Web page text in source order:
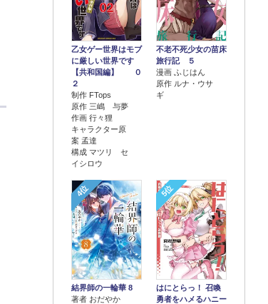
乙女ゲー世界はモブ
に厳しい世界です
【共和国編】 ０
２
制作 FTops
原作 三嶋 与夢
作画 行々狸
キャラクター原
案 孟達
構成 マツリ セ
イシロウ
不老不死少女の苗床
旅行記 ５
漫画 ふじはん
原作 ルナ・ウサ
ギ
4位
結界師の一輪華 8
著者 おだやか
5位
はにとらっ！ 召喚
勇者をハメるハニー